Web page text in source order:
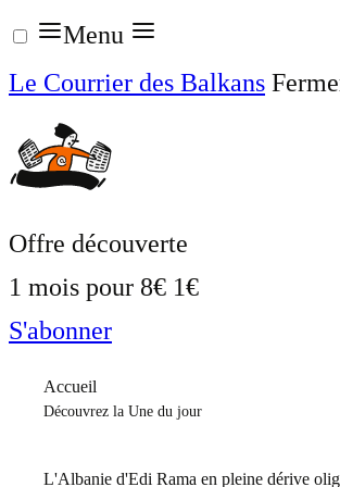
Aller
au
contenu
Menu
Le Courrier des Balkans
Offre découverte
1 mois pour 8€ 1€
S'abonner
Accueil
Découvrez la Une du jour
L'Albanie d'Edi Rama en pleine dérive